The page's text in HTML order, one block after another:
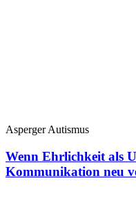
Asperger Autismus
Wenn Ehrlichkeit als
Kommunikation neu